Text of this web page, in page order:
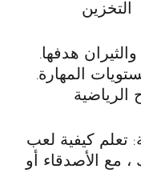
.لعبة السهام التقليدية من جهة والثيران هدفها
المهارة.
تعلم كيفية لعب
مع الأصدقاء أو